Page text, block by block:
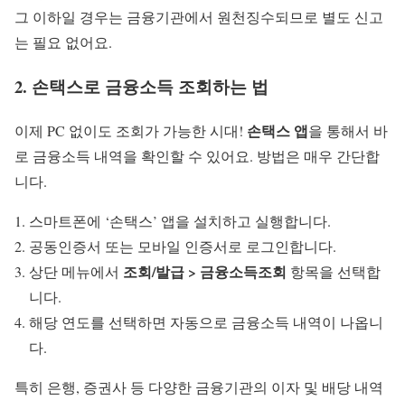
그 이하일 경우는 금융기관에서 원천징수되므로 별도 신고
는 필요 없어요.
2. 손택스로 금융소득 조회하는 법
이제 PC 없이도 조회가 가능한 시대! 손택스 앱을 통해서 바
로 금융소득 내역을 확인할 수 있어요. 방법은 매우 간단합
니다.
스마트폰에 ‘손택스’ 앱을 설치하고 실행합니다.
공동인증서 또는 모바일 인증서로 로그인합니다.
상단 메뉴에서 조회/발급 > 금융소득조회 항목을 선택합
니다.
해당 연도를 선택하면 자동으로 금융소득 내역이 나옵니
다.
특히 은행, 증권사 등 다양한 금융기관의 이자 및 배당 내역